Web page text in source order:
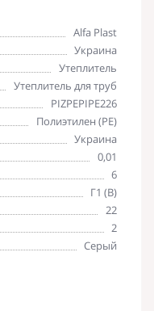
Alfa Plast
Украина
Утеплитель
Утеплитель для труб
PIZPEPIPE226
Полиэтилен (PE)
Украина
0,01
6
Г1 (В)
22
2
Серый